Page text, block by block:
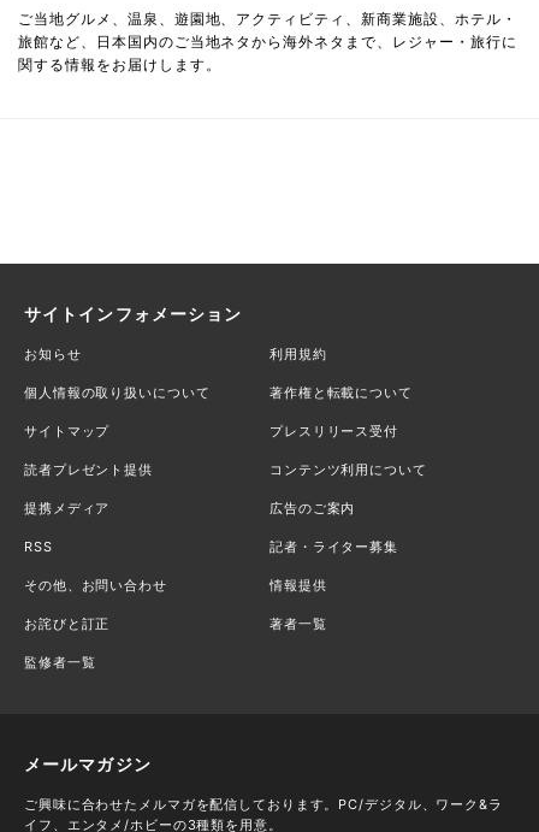
ご当地グルメ、温泉、遊園地、アクティビティ、新商業施設、ホテル・
旅館など、日本国内のご当地ネタから海外ネタまで、レジャー・旅行に
関する情報をお届けします。
サイトインフォメーション
お知らせ 利用規約
個人情報の取り扱いについて 著作権と転載について
サイトマップ プレスリリース受付
読者プレゼント提供 コンテンツ利用について
提携メディア 広告のご案内
RSS 記者・ライター募集
その他、お問い合わせ 情報提供
お詫びと訂正 著者一覧
監修者一覧
メールマガジン
ご興味に合わせたメルマガを配信しております。PC/デジタル、ワーク&ラ
イフ、エンタメ/ホビーの3種類を用意。